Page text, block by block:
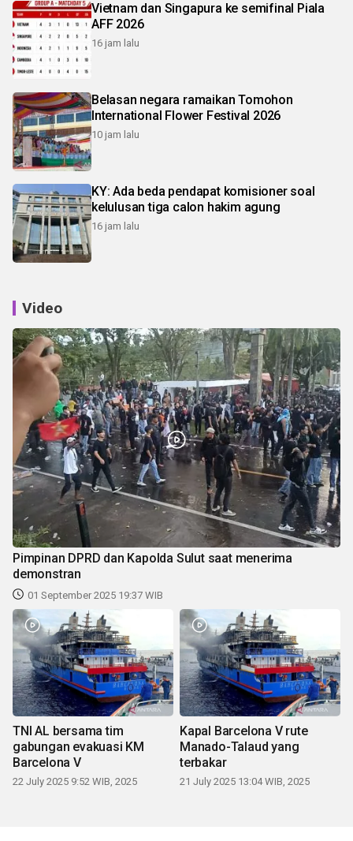
Vietnam dan Singapura ke semifinal Piala
AFF 2026
16 jam lalu
Belasan negara ramaikan Tomohon
International Flower Festival 2026
10 jam lalu
KY: Ada beda pendapat komisioner soal
kelulusan tiga calon hakim agung
16 jam lalu
Video
Pimpinan DPRD dan Kapolda Sulut saat menerima
demonstran
01 September 2025 19:37 WIB
TNI AL bersama tim
gabungan evakuasi KM
Barcelona V
22 July 2025 9:52 WIB, 2025
Kapal Barcelona V rute
Manado-Talaud yang
terbakar
21 July 2025 13:04 WIB, 2025